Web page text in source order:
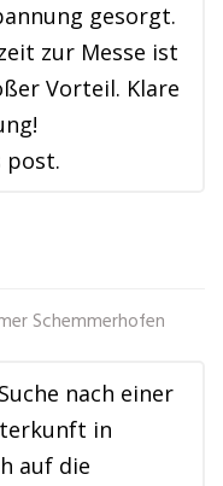
gesorgt.
zur Messe ist
Vorteil. Klare
post.
Schemmerhofen
nach einer
in
auf die